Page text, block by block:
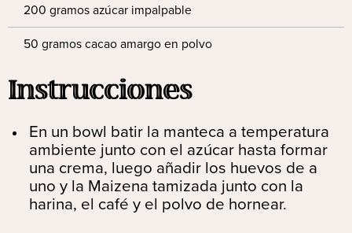
200 gramos azúcar impalpable
50 gramos cacao amargo en polvo
Instrucciones
En un bowl batir la manteca a temperatura
ambiente junto con el azúcar hasta formar
una crema, luego añadir los huevos de a
uno y la Maizena tamizada junto con la
harina, el café y el polvo de hornear.